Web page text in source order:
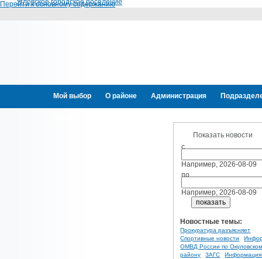
Перейти к основному содержанию
Угловское городское поселение
Мой выбор О районе Администрация
Показать новости
с
Например, 2026-08-09
по
Например, 2026-08-09
Новостные темы:
Прокуратура разъясняет
Спортивные новости
ОМВД России по
району
ЗАГС
Информация